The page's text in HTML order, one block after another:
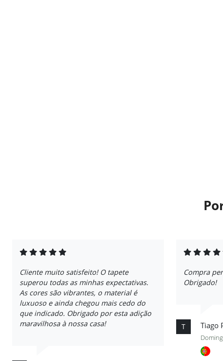
Cliente muito satisfeito! O tapete
superou todas as minhas expectativas.
As cores são vibrantes, o material é
luxuoso e ainda chegou mais cedo do
que indicado. Obrigado por esta adição
maravilhosa à nossa casa!
Compra
Obrigado!
T Tiago